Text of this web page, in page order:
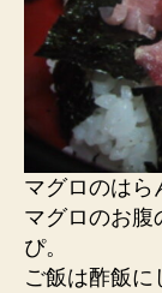
マグロのはら
マグロのお腹
ぴ。
ご飯は酢飯に